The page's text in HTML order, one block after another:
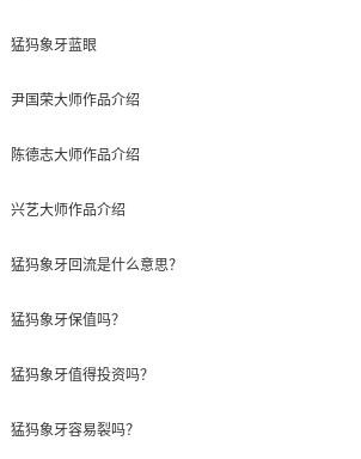
猛犸象牙蓝眼
尹国荣大师作品介绍
陈德志大师作品介绍
兴艺大师作品介绍
猛犸象牙回流是什么意思？
猛犸象牙保值吗？
猛犸象牙值得投资吗？
猛犸象牙容易裂吗？